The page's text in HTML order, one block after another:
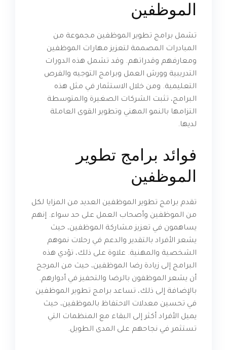
الموظفين
تشمل برامج تطوير الموظفين مجموعة من
المبادرات المصممة لتعزيز مهارات الموظفين
ومعارفهم وقدراتهم. وقد تشمل هذه الدورات
التدريبية وورش العمل وبرامج التوجيه والفرص
التعليمية. ومن خلال الاستثمار في مثل هذه
البرامج، تثبت الشركات الصغيرة والمتوسطة
التزامها بالنمو المهني وتطوير القوى العاملة
لديها.
فوائد برامج تطوير
الموظفين
تقدم برامج تطوير الموظفين العديد من المزايا لكل
من الموظفين وأصحاب العمل على حد سواء. إنهم
يساهمون في تعزيز مشاركة الموظفين، حيث
يشعر الأفراد بالتقدير والدعم في رحلات نموهم
الشخصية والمهنية. علاوة على ذلك، تؤدي هذه
البرامج إلى زيادة رضا الموظفين، حيث من المرجح
أن يشعر الموظفون بالرضا والتحفيز في أدوارهم.
بالإضافة إلى ذلك، تساعد برامج تطوير الموظفين
في تحسين معدلات الاحتفاظ بالموظفين، حيث
يميل الأفراد أكثر إلى البقاء مع المنظمات التي
تستثمر في نجاحهم على المدى الطويل.